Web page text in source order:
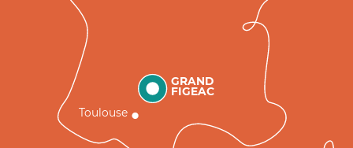
GRAND
FIGEAC
Toulouse